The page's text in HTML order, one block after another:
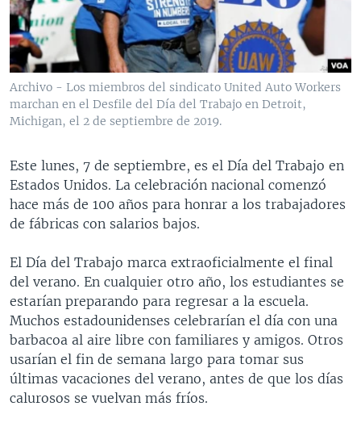
VENEZUELA
BRASIL
NICARAGUA
ECONOMÍA
ENTRETENIMIENTO Y CULTURA
TECNOLOGÍA
DEPORTES
CIENCIA Y SALUD
MULTIMEDIA
VIDEOS
FOTOGRAFÍA
AUDIOS
PROGRAMAS TV
EL MUNDO AL DÍA
FORO INTERAMERICANO
VISIÓN 360
LAS CLAVES
PANORAMA
RADIO
AVANCE INFORMATIVO
AUDIONOTICIAS
BUENOS DÍAS AMÉRICA
ESTADOS UNIDOS AL DÍA
EL MUNDO AL DÍA [RADIO]
DEPORTIVO INTERNACIONAL
NOTA ECONÓMICA
ENTRETENIMIENTO
DIRECT
DOCUMENTALES DE LA VOA
Learning English
SÍGANOS
Idiomas
Archivo - Los miembros del sindicato United Auto Workers
marchan en el Desfile del Día del Trabajo en Detroit,
Michigan, el 2 de septiembre de 2019.
Este lunes, 7 de septiembre, es el Día del Trabajo en
Estados Unidos. La celebración nacional comenzó
hace más de 100 años para honrar a los trabajadores
de fábricas con salarios bajos.
El Día del Trabajo marca extraoficialmente el final
del verano. En cualquier otro año, los estudiantes se
estarían preparando para regresar a la escuela.
Muchos estadounidenses celebrarían el día con una
barbacoa al aire libre con familiares y amigos. Otros
usarían el fin de semana largo para tomar sus
últimas vacaciones del verano, antes de que los días
calurosos se vuelvan más fríos.